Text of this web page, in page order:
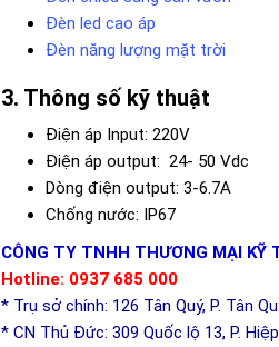
Đèn led cao áp
Đèn năng lượng mặt trời
Thông số kỹ thuật
Điện áp Input: 220V
Điện áp output: 24- 50 Vdc
Dòng điện output: 3-6.7A
Chống nước: IP67
CÔNG TY TNHH THƯƠNG MẠI KỸ
Hotline: 0937 685 000
* Trụ sở chính: 126 Tân Quý, P. Tân
* CN Thủ Đức: 309 Quốc lộ 13, P.